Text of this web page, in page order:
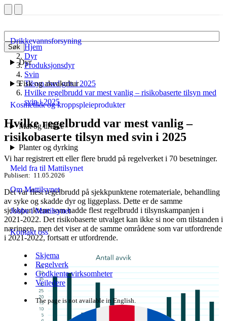
Søk
Drikkevannsforsyning
Dyr
Fisk og akvakultur
Kosmetikk og kroppspleieprodukter
Mat og drikke
Planter og dyrking
Meld fra til Mattilsynet
Om Mattilsynet
Jobbe i Mattilsynet
Kontakt oss
Skjema
Regelverk
Godkjente virksomheter
Veiledere
The page is not available in English.
Hjem
Dyr
Produksjonsdyr
Svin
Tilsyn med gris i 2025
Hvilke regelbrudd var mest vanlig – risikobaserte tilsyn med
svin i 2025
Hvilke regelbrudd var mest vanlig –
risikobaserte tilsyn med svin i 2025
Vi har registrert ett eller flere brudd på regelverket i 70 besetninger.
Publisert 11.05.2026
Det var flest regelbrudd på sjekkpunktene rotemateriale, behandling
av syke og skadde dyr og liggeplass. Dette er de samme
sjekkpunktene som hadde flest regelbrudd i tilsynskampanjen i
2021-2022. Det risikobaserte utvalget kan ikke si noe om tilstanden i
næringen, men det viser at de samme områdene som var utfordrende
i 2021-2022, fortsatt er utfordrende.